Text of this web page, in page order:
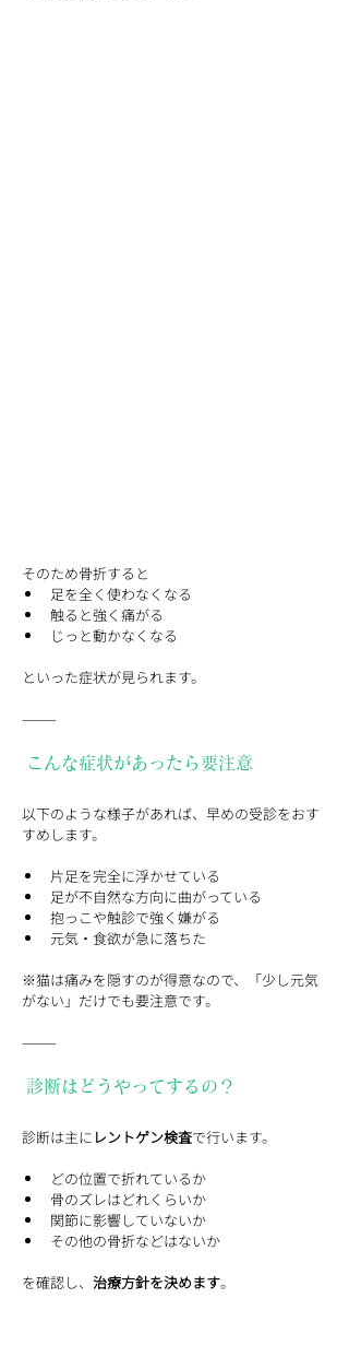
そのため骨折すると
足を全く使わなくなる
触ると強く痛がる
じっと動かなくなる
といった症状が見られます。
⸻
こんな症状があったら要注意
以下のような様子があれば、早めの受診をおす
すめします。
片足を完全に浮かせている
足が不自然な方向に曲がっている
抱っこや触診で強く嫌がる
元気・食欲が急に落ちた
※猫は痛みを隠すのが得意なので、「少し元気
がない」だけでも要注意です。
⸻
診断はどうやってするの？
診断は主に レントゲン検査で行います。
どの位置で折れているか
骨のズレはどれくらいか
関節に影響していないか
その他の骨折などはないか
を確認し、 治療方針を決めます。